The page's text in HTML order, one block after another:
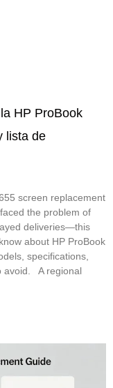
HP ProBook
lista de
screen replacement
the problem of
deliveries—this
about HP ProBook
specifications,
avoid. A regional